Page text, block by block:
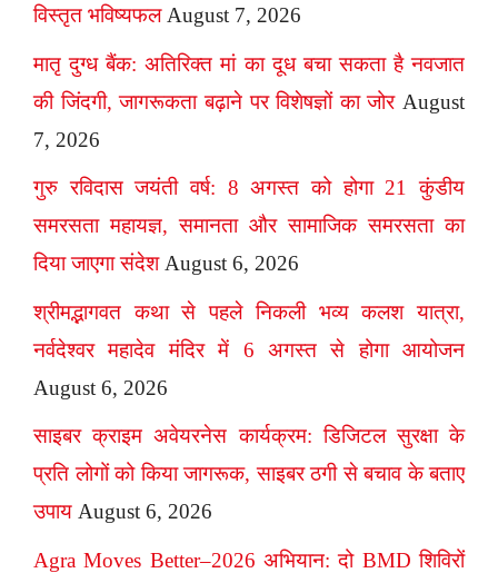
विस्तृत भविष्यफल August 7, 2026
मातृ दुग्ध बैंक: अतिरिक्त मां का दूध बचा सकता है नवजात
की जिंदगी, जागरूकता बढ़ाने पर विशेषज्ञों का जोर August
7, 2026
गुरु रविदास जयंती वर्ष: 8 अगस्त को होगा 21 कुंडीय
समरसता महायज्ञ, समानता और सामाजिक समरसता का
दिया जाएगा संदेश August 6, 2026
श्रीमद्भागवत कथा से पहले निकली भव्य कलश यात्रा,
नर्वदेश्वर महादेव मंदिर में 6 अगस्त से होगा आयोजन
August 6, 2026
साइबर क्राइम अवेयरनेस कार्यक्रम: डिजिटल सुरक्षा के
प्रति लोगों को किया जागरूक, साइबर ठगी से बचाव के बताए
उपाय August 6, 2026
Agra Moves Better–2026 अभियान: दो BMD शिविरों